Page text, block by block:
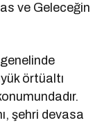
ve Geleceğin
örtüaltı
şehri devasa